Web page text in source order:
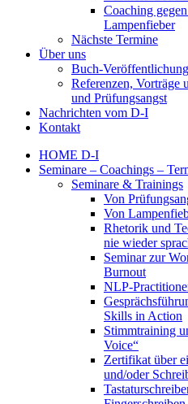
Coaching
Lampenfieber
Nächste Termine
Über uns
Buch-
Referenzen, Vorträge
und Prüfungsangst
Nachrichten vom D-I
Kontakt
HOME D-I
Seminare – Coachings –
Seminare & Trainings
Von
Von
Rhetorik und
nie wieder
Seminar zur
Burnout
NLP-
Skills in Action
Stimmtraining
Voice“
Zertifikat über
und/oder